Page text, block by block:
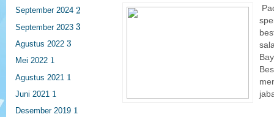
September 2024 2
2
September 2023 3
3
Agustus 2022 3
3
Mei 2022 1
1
Agustus 2021 1
1
Juni 2021 1
1
Desember 2019 1
1